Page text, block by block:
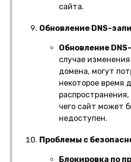
сайта.
Обновление DNS-
Обновление
случае
домена, могут
некоторое время
чего сайт может
недоступен.
Проблемы с
Блокировка по